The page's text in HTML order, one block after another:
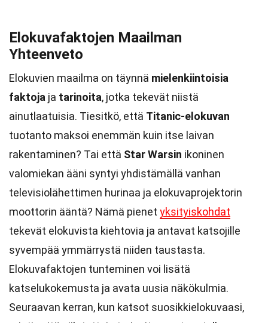
Elokuvafaktojen Maailman
Yhteenveto
Elokuvien maailma on täynnä mielenkiintoisia
faktoja ja tarinoita, jotka tekevät niistä
ainutlaatuisia. Tiesitkö, että Titanic-elokuvan
tuotanto maksoi enemmän kuin itse laivan
rakentaminen? Tai että Star Warsin ikoninen
valomiekan ääni syntyi yhdistämällä vanhan
televisiolähettimen hurinaa ja elokuvaprojektorin
moottorin ääntä? Nämä pienet yksityiskohdat
tekevät elokuvista kiehtovia ja antavat katsojille
syvempää ymmärrystä niiden taustasta.
Elokuvafaktojen tunteminen voi lisätä
katselukokemusta ja avata uusia näkökulmia.
Seuraavan kerran, kun katsot suosikkielokuvaasi,